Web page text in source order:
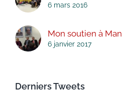
6 mars 2016
Mon soutien à
6 janvier 2017
Derniers Tweets